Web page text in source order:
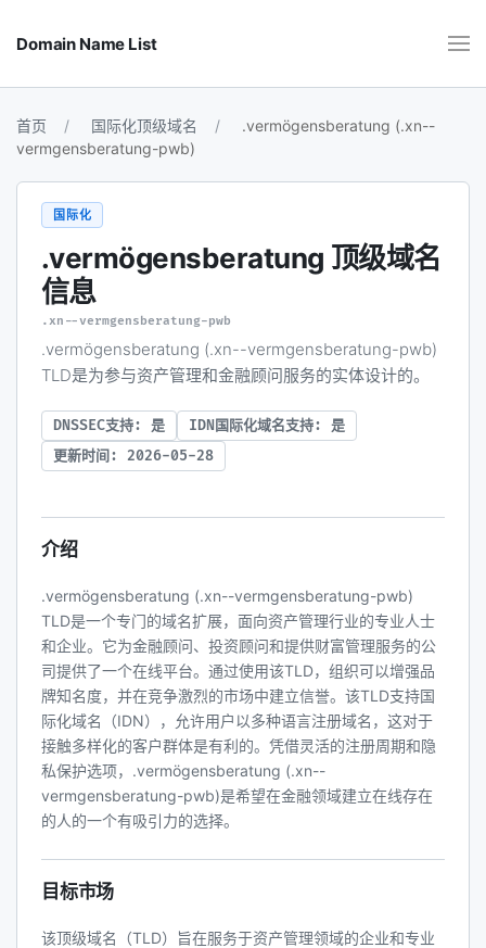
Domain Name List
首页 国际化顶级域名
.vermögensberatung (.xn--
vermgensberatung-pwb)
国际化
.vermögensberatung 顶级域名
信息
.xn--vermgensberatung-pwb
.vermögensberatung (.xn--vermgensberatung-pwb)
TLD是为参与资产管理和金融顾问服务的实体设计的。
DNSSEC支持: 是
IDN国际化域名支持: 是
更新时间: 2026-05-28
介绍
.vermögensberatung (.xn--vermgensberatung-pwb)
TLD是一个专门的域名扩展，面向资产管理行业的专业人士
和企业。它为金融顾问、投资顾问和提供财富管理服务的公
司提供了一个在线平台。通过使用该TLD，组织可以增强品
牌知名度，并在竞争激烈的市场中建立信誉。该TLD支持国
际化域名（IDN），允许用户以多种语言注册域名，这对于
接触多样化的客户群体是有利的。凭借灵活的注册周期和隐
私保护选项，.vermögensberatung (.xn--
vermgensberatung-pwb)是希望在金融领域建立在线存在
的人的一个有吸引力的选择。
目标市场
该顶级域名（TLD）旨在服务于资产管理领域的企业和专业